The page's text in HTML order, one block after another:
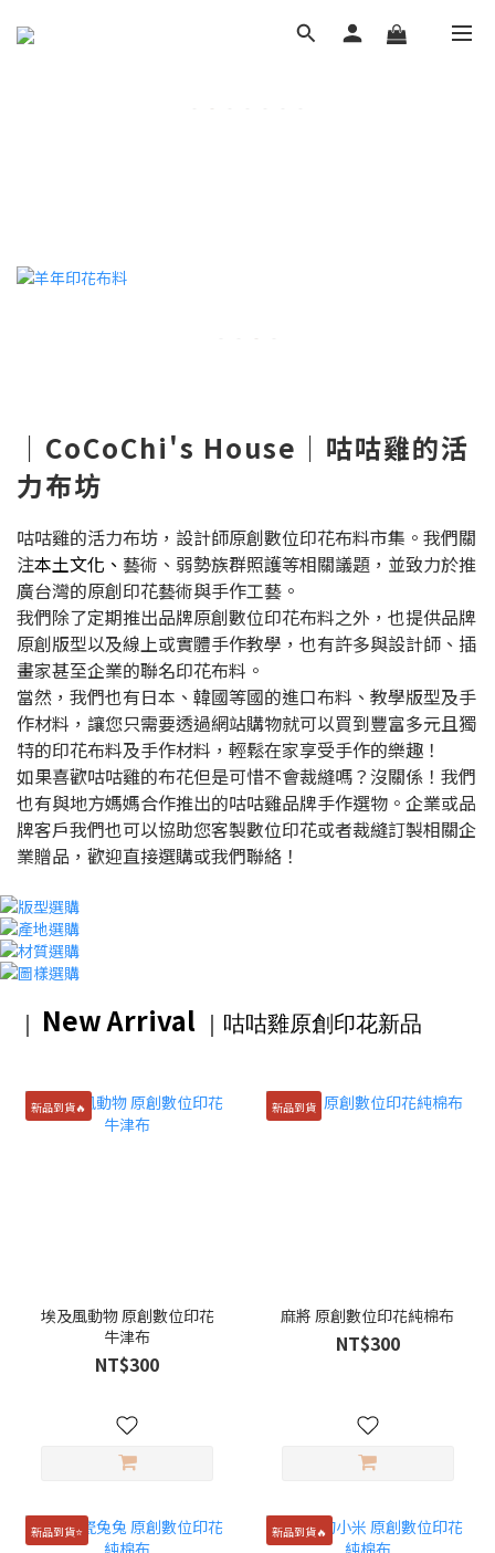
｜CoCoChi's House｜咕咕雞的活
力布坊
咕咕雞的活力布坊，設計師原創數位印花布料市集。我們關
注本土文化、 藝術、弱勢族群照護等相關議題，並致力於推
廣台灣的原創印花藝術與手作工藝。
我們除了定期推出品牌原創數位印花布料之外，也提供品牌
原創版型以及線上或實體手作教學，也有許多與設計師、插
畫家甚至企業的聯名印花布料。
當然，我們也有日本、韓國等國的進口布料、教學版型及手
作材料，讓您只需要透過網站購物就可以買到豐富多元且獨
特的印花布料及手作材料，輕鬆在家享受手作的樂趣！
如果喜歡咕咕雞的布花但是可惜不會裁縫嗎？沒關係！我們
也有與地方媽媽合作推出的咕咕雞品牌手作選物。企業或品
牌客戶我們也可以協助您客製數位印花或者裁縫訂製相關企
業贈品，歡迎直接選購或我們聯絡！
｜ New Arrival ｜咕咕雞原創印花新品
新品到貨🔥
埃及風動物 原創數位印花
牛津布
NT$300
新品到貨
麻將 原創數位印花純棉布
NT$300
新品到貨⭐️ 新品到貨🔥